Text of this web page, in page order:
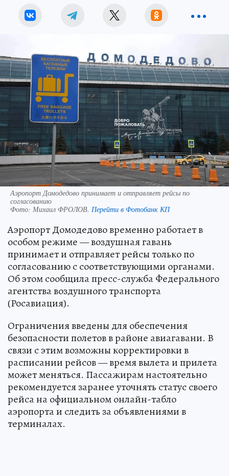
Аэропорт Домодедово принимает и отправляет рейсы по
согласованию
Фото: Михаил ФРОЛОВ. Перейти в Фотобанк КП
Аэропорт Домодедово временно работает в
особом режиме — воздушная гавань
принимает и отправляет рейсы только по
согласованию с соответствующими органами.
Об этом сообщила пресс-служба Федерального
агентства воздушного транспорта
(Росавиация).
Ограничения введены для обеспечения
безопасности полетов в районе авиагавани. В
связи с этим возможны корректировки в
расписании рейсов — время вылета и прилета
может меняться. Пассажирам настоятельно
рекомендуется заранее уточнять статус своего
рейса на официальном онлайн-табло
аэропорта и следить за объявлениями в
терминалах.